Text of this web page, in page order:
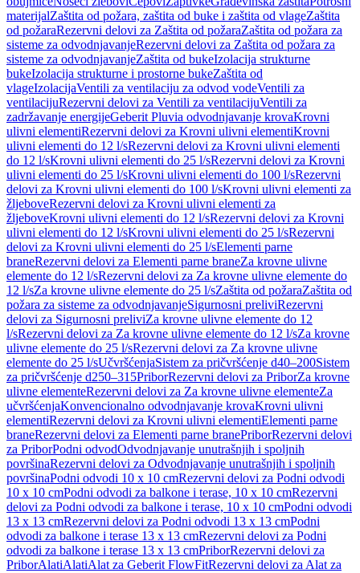
materijalZaštita od požara, zaštita od buke i zaštita od vlageZaštita
od požaraRezervni delovi za Zaštita od požaraZaštita od požara za
sisteme za odvodnjavanjeRezervni delovi za Zaštita od požara za
sisteme za odvodnjavanjeZaštita od bukeIzolacija strukturne
bukeIzolacija strukturne i prostorne bukeZaštita od
vlageIzolacijaVentili za ventilaciju za odvod vodeVentili za
ventilacijuRezervni delovi za Ventili za ventilacijuVentili za
zadržavanje energijeGeberit Pluvia odvodnjavanje krovaKrovni
ulivni elementiRezervni delovi za Krovni ulivni elementiKrovni
ulivni elementi do 12 l/sRezervni delovi za Krovni ulivni elementi
do 12 l/sKrovni ulivni elementi do 25 l/sRezervni delovi za Krovni
ulivni elementi do 25 l/sKrovni ulivni elementi do 100 l/sRezervni
delovi za Krovni ulivni elementi do 100 l/sKrovni ulivni elementi za
žljeboveRezervni delovi za Krovni ulivni elementi za
žljeboveKrovni ulivni elementi do 12 l/sRezervni delovi za Krovni
ulivni elementi do 12 l/sKrovni ulivni elementi do 25 l/sRezervni
delovi za Krovni ulivni elementi do 25 l/sElementi parne
braneRezervni delovi za Elementi parne braneZa krovne ulivne
elemente do 12 l/sRezervni delovi za Za krovne ulivne elemente do
12 l/sZa krovne ulivne elemente do 25 l/sZaštita od požaraZaštita od
požara za sisteme za odvodnjavanjeSigurnosni preliviRezervni
delovi za Sigurnosni preliviZa krovne ulivne elemente do 12
l/sRezervni delovi za Za krovne ulivne elemente do 12 l/sZa krovne
ulivne elemente do 25 l/sRezervni delovi za Za krovne ulivne
elemente do 25 l/sUčvršćenjaSistem za pričvršćenje d40–200Sistem
za pričvršćenje d250–315PriborRezervni delovi za PriborZa krovne
ulivne elementeRezervni delovi za Za krovne ulivne elementeZa
učvršćenjaKonvencionalno odvodnjavanje krovaKrovni ulivni
elementiRezervni delovi za Krovni ulivni elementiElementi parne
braneRezervni delovi za Elementi parne branePriborRezervni delovi
za PriborPodni odvodOdvodnjavanje unutrašnjih i spoljnih
površinaRezervni delovi za Odvodnjavanje unutrašnjih i spoljnih
površinaPodni odvodi 10 x 10 cmRezervni delovi za Podni odvodi
10 x 10 cmPodni odvodi za balkone i terase, 10 x 10 cmRezervni
delovi za Podni odvodi za balkone i terase, 10 x 10 cmPodni odvodi
13 x 13 cmRezervni delovi za Podni odvodi 13 x 13 cmPodni
odvodi za balkone i terase 13 x 13 cmRezervni delovi za Podni
odvodi za balkone i terase 13 x 13 cmPriborRezervni delovi za
PriborAlatiAlatiAlat za Geberit FlowFitRezervni delovi za Alat za